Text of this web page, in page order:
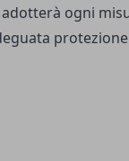
ogni
protezione